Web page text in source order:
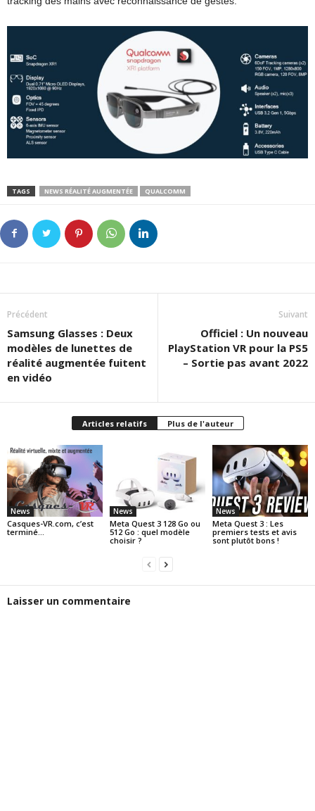
TAGS NEWS RÉALITÉ AUGMENTÉE QUALCOMM
Précédent
Samsung Glasses : Deux
modèles de lunettes de
réalité augmentée fuitent
en vidéo
Suivant
Officiel : Un nouveau
PlayStation VR pour la PS5
– Sortie pas avant 2022
Articles relatifs Plus de l'auteur
News
Casques-VR.com, c’est
terminé…
News
Meta Quest 3 128 Go ou
512 Go : quel modèle
choisir ?
News
Meta Quest 3 : Les
premiers tests et avis
sont plutôt bons !
Laisser un commentaire